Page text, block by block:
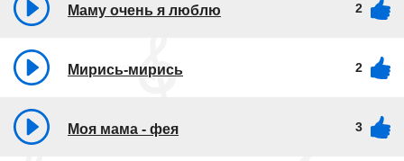
Маму очень я люблю 2
Мирись-мирись 2
Моя мама - фея 3